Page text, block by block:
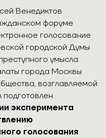
Венедиктов
форуме
голосование
городской Думы
умысла
города Москвы
возглавляемой
эксперимента
голосования